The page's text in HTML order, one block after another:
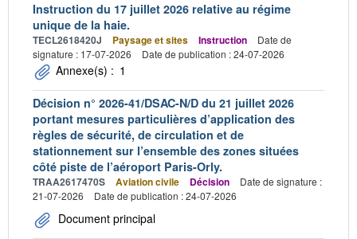
Instruction du 17 juillet 2026 relative au régime
unique de la haie.
TECL2618420J Paysage et sites Instruction
Date de
signature : 17-07-2026
Date de publication : 24-07-2026
Annexe(s) : 1
Décision n° 2026-41/DSAC-N/D du 21 juillet 2026
portant mesures particulières d’application des
règles de sécurité, de circulation et de
stationnement sur l’ensemble des zones situées
côté piste de l’aéroport Paris-Orly.
TRAA2617470S Aviation civile Décision
Date de signature :
21-07-2026
Date de publication : 24-07-2026
Document principal